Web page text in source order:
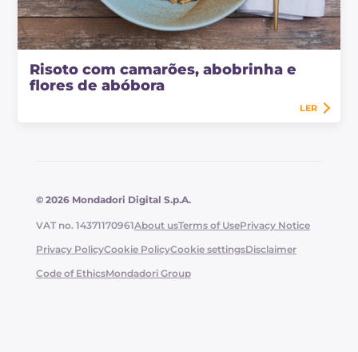
Risoto com camarões, abobrinha e
flores de abóbora
LER
© 2026 Mondadori Digital S.p.A.
VAT no. 14371170961About usTerms of UsePrivacy Notice
Privacy PolicyCookie PolicyCookie settingsDisclaimer
Code of EthicsMondadori Group